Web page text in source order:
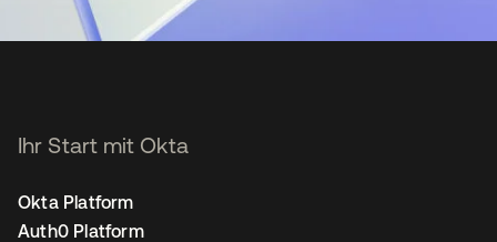
Ihr Start mit Okta
Okta Platform
Auth0 Platform